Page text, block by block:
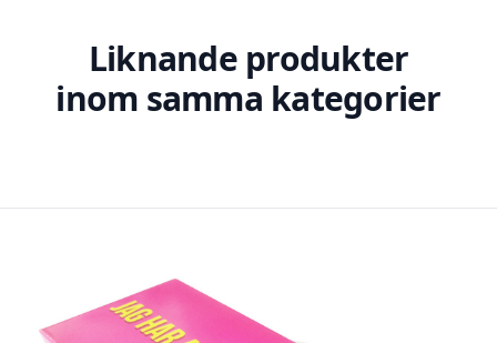
Liknande produkter
inom samma kategorier